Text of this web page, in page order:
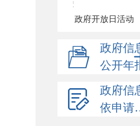
政府开放日活动
政府信
公开年
政府信
依申请公开